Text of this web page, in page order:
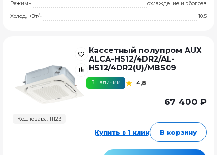
Режимы
охлаждение и обогрев
Холод, КВт/ч
10.5
Код товара: 11123
Кассетный полупром AUX
ALCA-HS12/4DR2/AL-
HS12/4DR2(U)/MBS09
В наличии 4,8
67 400 ₽
Купить в 1 клик В корзину